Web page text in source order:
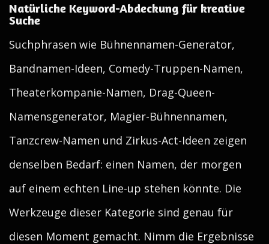
Natürliche Keyword-Abdeckung für kreative
Suche
Suchphrasen wie Bühnennamen-Generator,
Bandnamen-Ideen, Comedy-Truppen-Namen,
Theaterkompanie-Namen, Drag-Queen-
Namensgenerator, Magier-Bühnennamen,
Tanzcrew-Namen und Zirkus-Act-Ideen zeigen
denselben Bedarf: einen Namen, der morgen
auf einem echten Line-up stehen könnte. Die
Werkzeuge dieser Kategorie sind genau für
diesen Moment gemacht. Nimm die Ergebnisse